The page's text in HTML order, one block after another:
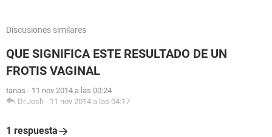
Discusiones similares
QUE SIGNIFICA ESTE RESULTADO DE UN
FROTIS VAGINAL
tanas - 11 nov 2014 a las 00:24
Dr.Josh - 11 nov 2014 a las 04:17
1 respuesta